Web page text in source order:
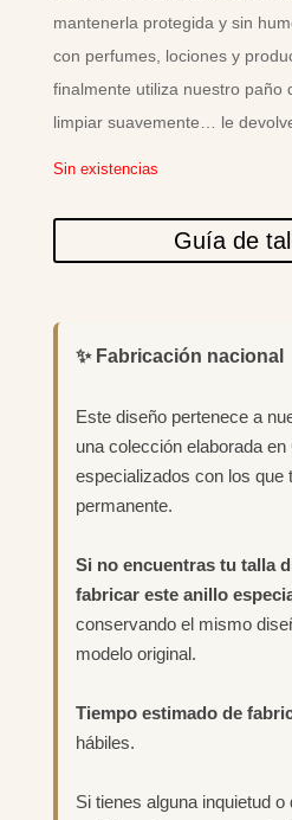
mantenerla protegida y sin
con perfumes, lociones y
finalmente utiliza nuestro paño
limpiar suavemente… le
Sin existencias
Guía de
✨ Fabricación nacional
Este diseño pertenece a
una colección elaborada
especializados con los que
permanente.
Si no encuentras tu talla
fabricar este anillo
conservando el mismo
modelo original.
Tiempo estimado de
hábiles.
Si tienes alguna inquietud